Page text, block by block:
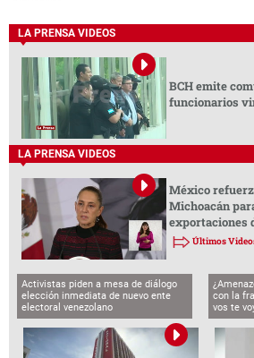
LA PRENSA VIDEOS
BCH emite
funcionarios
LA PRENSA VIDEOS
México
Michoacán
exportaciones
Últimos
Activistas piden a mesa de diálogo
elección inmediata de nuevo ente
electoral venezolano
con la
vos te